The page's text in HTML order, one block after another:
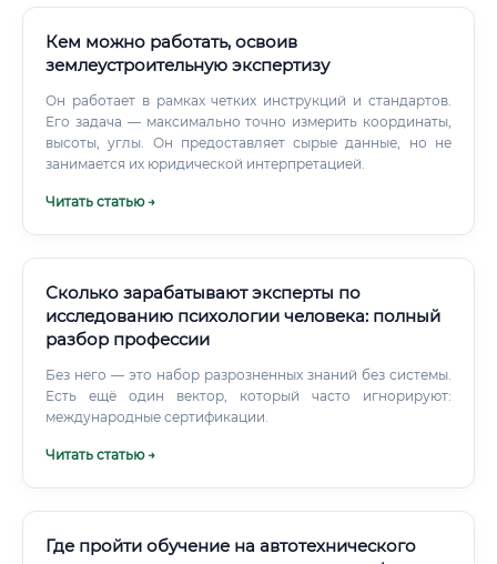
Кем можно работать, освоив
землеустроительную экспертизу
Он работает в рамках четких инструкций и стандартов.
Его задача — максимально точно измерить координаты,
высоты, углы. Он предоставляет сырые данные, но не
занимается их юридической интерпретацией.
Читать статью →
Сколько зарабатывают эксперты по
исследованию психологии человека: полный
разбор профессии
Без него — это набор разрозненных знаний без системы.
Есть ещё один вектор, который часто игнорируют:
международные сертификации.
Читать статью →
Где пройти обучение на автотехнического